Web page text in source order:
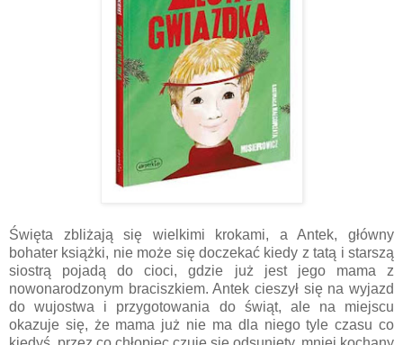
Święta zbliżają się wielkimi krokami, a Antek, główny
bohater książki, nie może się doczekać kiedy z tatą i starszą
siostrą pojadą do cioci, gdzie już jest jego mama z
nowonarodzonym braciszkiem. Antek cieszył się na wyjazd
do wujostwa i przygotowania do świąt, ale na miejscu
okazuje się, że mama już nie ma dla niego tyle czasu co